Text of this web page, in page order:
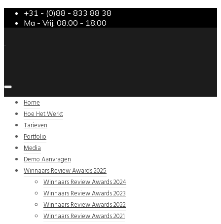
+31 - (0)88 - 833 88 38
Ma - Vrij: 08:00 - 18:00
Home
Hoe Het Werkt
Tarieven
Portfolio
Media
Demo Aanvragen
Winnaars Review Awards 2025
Winnaars Review Awards 2024
Winnaars Review Awards 2023
Winnaars Review Awards 2022
Winnaars Review Awards 2021